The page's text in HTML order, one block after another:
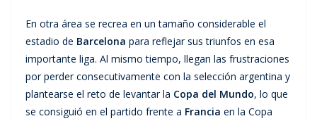
En otra área se recrea en un tamaño considerable el
estadio de Barcelona para reflejar sus triunfos en esa
importante liga. Al mismo tiempo, llegan las frustraciones
por perder consecutivamente con la selección argentina y
plantearse el reto de levantar la Copa del Mundo, lo que
se consiguió en el partido frente a Francia en la Copa